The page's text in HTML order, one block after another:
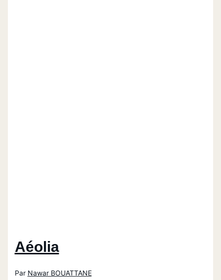
Aéolia
Par Nawar BOUATTANE